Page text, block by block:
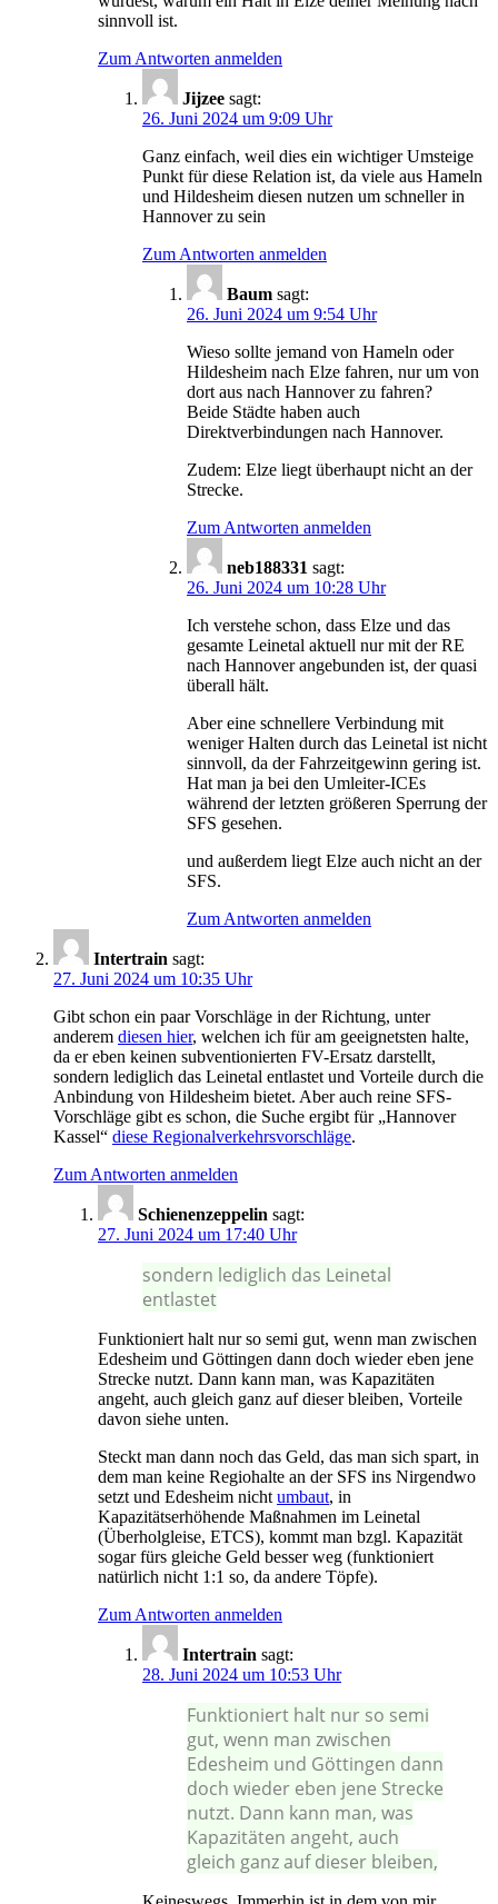
sinnvoll ist.
Zum Antworten anmelden
Jijzee sagt:
26. Juni 2024 um 9:09 Uhr
Ganz einfach, weil dies ein wichtiger Umsteige
Punkt für diese Relation ist, da viele aus Hameln
und Hildesheim diesen nutzen um schneller in
Hannover zu sein
Zum Antworten anmelden
Baum sagt:
26. Juni 2024 um 9:54 Uhr
Wieso sollte jemand von Hameln oder
Hildesheim nach Elze fahren, nur um von
dort aus nach Hannover zu fahren?
Beide Städte haben auch
Direktverbindungen nach Hannover.
Zudem: Elze liegt überhaupt nicht an der
Strecke.
Zum Antworten anmelden
neb188331 sagt:
26. Juni 2024 um 10:28 Uhr
Ich verstehe schon, dass Elze und das
gesamte Leinetal aktuell nur mit der RE
nach Hannover angebunden ist, der quasi
überall hält.
Aber eine schnellere Verbindung mit
weniger Halten durch das Leinetal ist nicht
sinnvoll, da der Fahrzeitgewinn gering ist.
Hat man ja bei den Umleiter-ICEs
während der letzten größeren Sperrung der
SFS gesehen.
und außerdem liegt Elze auch nicht an der
SFS.
Zum Antworten anmelden
Intertrain sagt:
27. Juni 2024 um 10:35 Uhr
Gibt schon ein paar Vorschläge in der Richtung, unter
anderem diesen hier, welchen ich für am geeignetsten halte,
da er eben keinen subventionierten FV-Ersatz darstellt,
sondern lediglich das Leinetal entlastet und Vorteile durch die
Anbindung von Hildesheim bietet. Aber auch reine SFS-
Vorschläge gibt es schon, die Suche ergibt für „Hannover
Kassel“ diese Regionalverkehrsvorschläge.
Zum Antworten anmelden
Schienenzeppelin sagt:
27. Juni 2024 um 17:40 Uhr
sondern lediglich das Leinetal
entlastet
Funktioniert halt nur so semi gut, wenn man zwischen
Edesheim und Göttingen dann doch wieder eben jene
Strecke nutzt. Dann kann man, was Kapazitäten
angeht, auch gleich ganz auf dieser bleiben, Vorteile
davon siehe unten.
Steckt man dann noch das Geld, das man sich spart, in
dem man keine Regiohalte an der SFS ins Nirgendwo
setzt und Edesheim nicht umbaut, in
Kapazitätserhöhende Maßnahmen im Leinetal
(Überholgleise, ETCS), kommt man bzgl. Kapazität
sogar fürs gleiche Geld besser weg (funktioniert
natürlich nicht 1:1 so, da andere Töpfe).
Zum Antworten anmelden
Intertrain sagt:
28. Juni 2024 um 10:53 Uhr
Funktioniert halt nur so semi
gut, wenn man zwischen
Edesheim und Göttingen dann
doch wieder eben jene Strecke
nutzt. Dann kann man, was
Kapazitäten angeht, auch
gleich ganz auf dieser bleiben,